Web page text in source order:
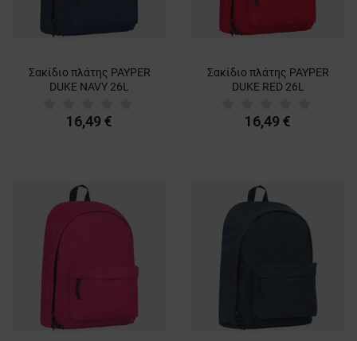
Σακίδιο πλάτης PAYPER
DUKE NAVY 26L
16,49 €
Σακίδιο πλάτης PAYPER
DUKE RED 26L
16,49 €